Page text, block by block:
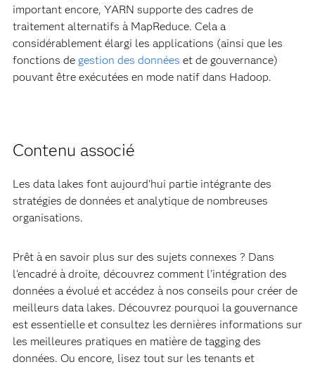
important encore, YARN supporte des cadres de
traitement alternatifs à MapReduce. Cela a
considérablement élargi les applications (ainsi que les
fonctions de gestion des données et de gouvernance)
pouvant être exécutées en mode natif dans Hadoop.
Contenu associé
Les data lakes font aujourd'hui partie intégrante des
stratégies de données et analytique de nombreuses
organisations.
Prêt à en savoir plus sur des sujets connexes ? Dans
l'encadré à droite, découvrez comment l'intégration des
données a évolué et accédez à nos conseils pour créer de
meilleurs data lakes. Découvrez pourquoi la gouvernance
est essentielle et consultez les dernières informations sur
les meilleures pratiques en matière de tagging des
données. Ou encore, lisez tout sur les tenants et